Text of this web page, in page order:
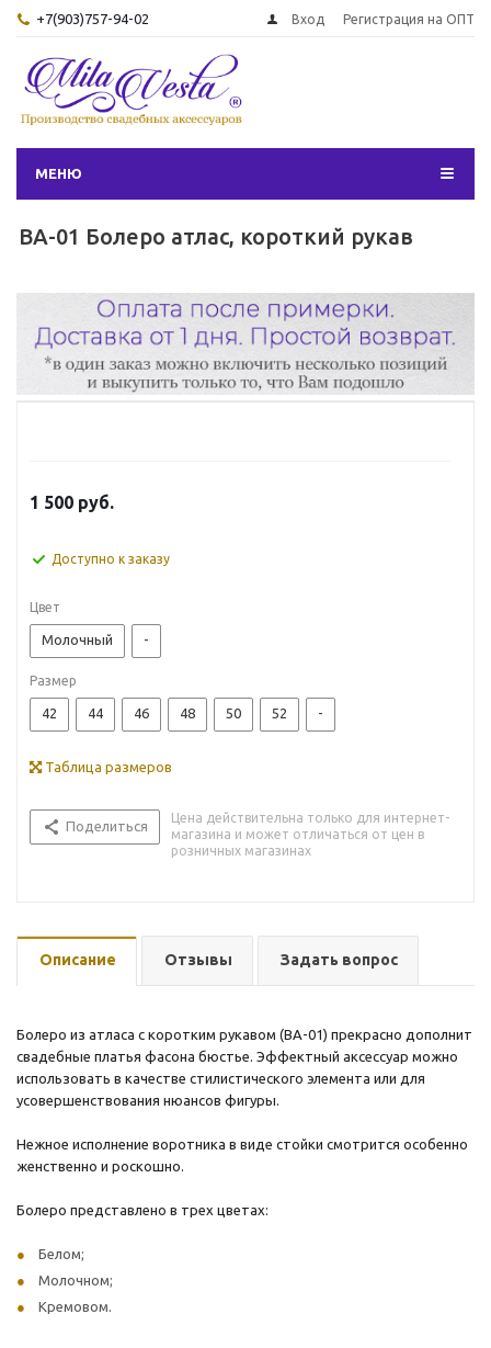
+7(903)757-94-02 Вход Регистрация на ОПТ
МЕНЮ
BA-01 Болеро атлас, короткий рукав
1 500 руб.
Доступно к заказу
Цвет
Молочный -
Размер
42 44 46 48 50 52 -
Таблица размеров
Поделиться
Цена действительна только для интернет-
магазина и может отличаться от цен в
розничных магазинах
Описание Отзывы Задать вопрос
Болеро из атласа с коротким рукавом (ВА-01) прекрасно дополнит
свадебные платья фасона бюстье. Эффектный аксессуар можно
использовать в качестве стилистического элемента или для
усовершенствования нюансов фигуры.
Нежное исполнение воротника в виде стойки смотрится особенно
женственно и роскошно.
Болеро представлено в трех цветах:
Белом;
Молочном;
Кремовом.